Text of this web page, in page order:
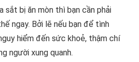
sắt bị ăn mòn thì bạn cần phải
ngay. Bởi lẽ nếu bạn để tình
hiểm đến sức khoẻ, thậm chí
người xung quanh.